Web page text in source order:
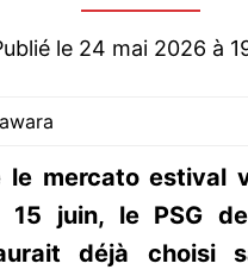
le 24 mai 2026 à
le mercato estival
15 juin, le PSG
déjà choisi